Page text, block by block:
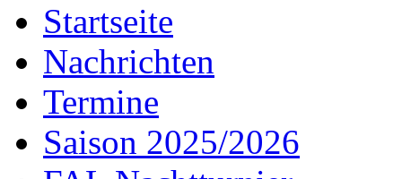
Startseite
Nachrichten
Termine
Saison 2025/2026